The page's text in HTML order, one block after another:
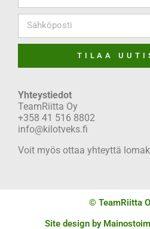
TILAA
Yhteystiedot
TeamRiitta Oy
+358 41 516 8802
info@kilotveks.fi
Voit myös ottaa yhteyttä
© TeamRiitta
Site design by